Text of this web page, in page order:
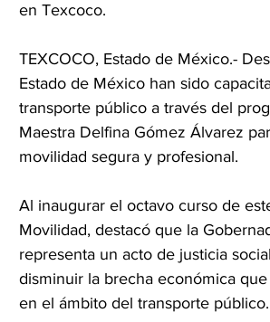
en Texcoco.
TEXCOCO, Estado de México.-
Estado de México han sido
transporte público a través del
Maestra Delfina Gómez Álvarez
movilidad segura y profesional.
Al inaugurar el octavo curso de
Movilidad, destacó que la
representa un acto de justicia
disminuir la brecha económica
en el ámbito del transporte público.